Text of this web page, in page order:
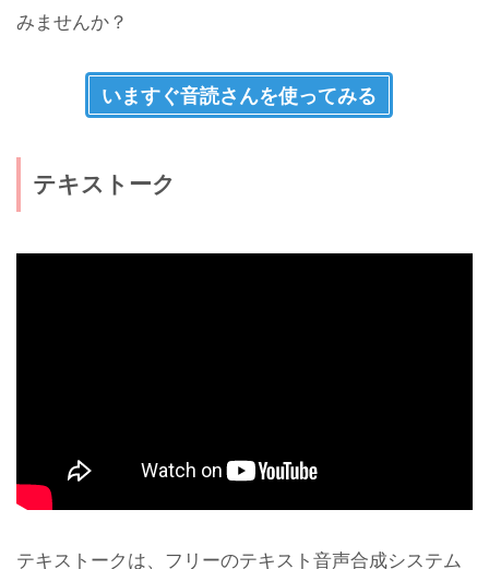
みませんか？
いますぐ音読さんを使ってみる
テキストーク
テキストークは、フリーのテキスト音声合成システム